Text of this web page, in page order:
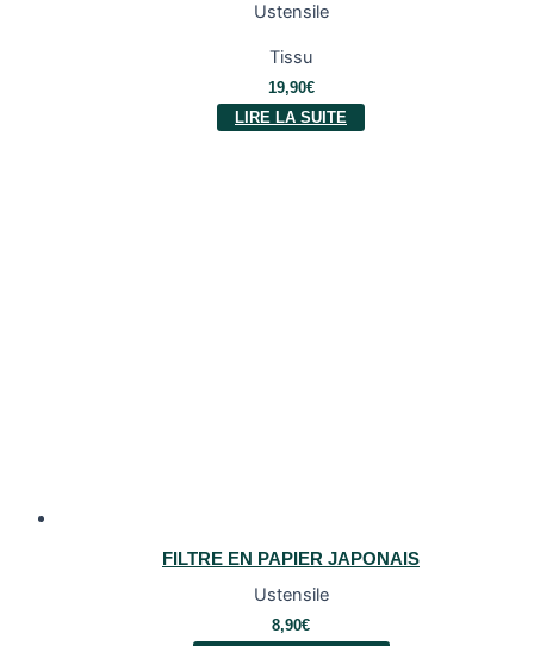
Ustensile
Tissu
19,90€
LIRE LA SUITE
FILTRE EN PAPIER JAPONAIS
Ustensile
8,90€